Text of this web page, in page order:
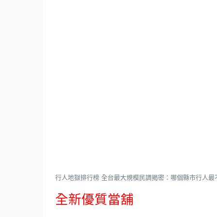
行人地獄排行榜 全台最大規模民調揭密：哪個縣市行人最
全新優質當舖